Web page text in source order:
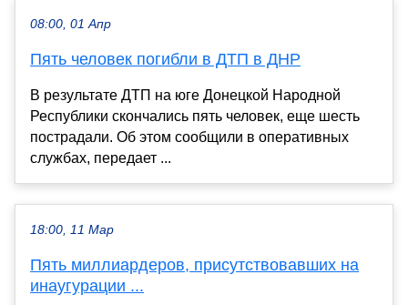
08:00, 01 Апр
Пять человек погибли в ДТП в ДНР
В результате ДТП на юге Донецкой Народной
Республики скончались пять человек, еще шесть
пострадали. Об этом сообщили в оперативных
службах, передает ...
18:00, 11 Мар
Пять миллиардеров, присутствовавших на
инаугурации ...